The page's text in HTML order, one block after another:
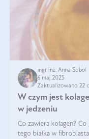
mgr inż. Anna Sobol
6 maj 2025
Zaktualizowano 22
W czym jest
w jedzeniu
Co zawiera kolagen?
tego białka w